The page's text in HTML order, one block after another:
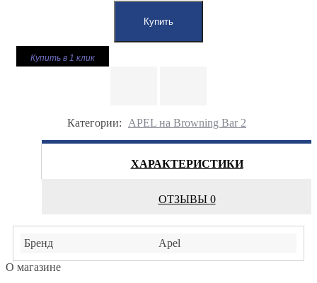
Купить в 1 клик
Категории: APEL на Browning Bar 2
ХАРАКТЕРИСТИКИ
ОТЗЫВЫ 0
Бренд
Apel
O магазине